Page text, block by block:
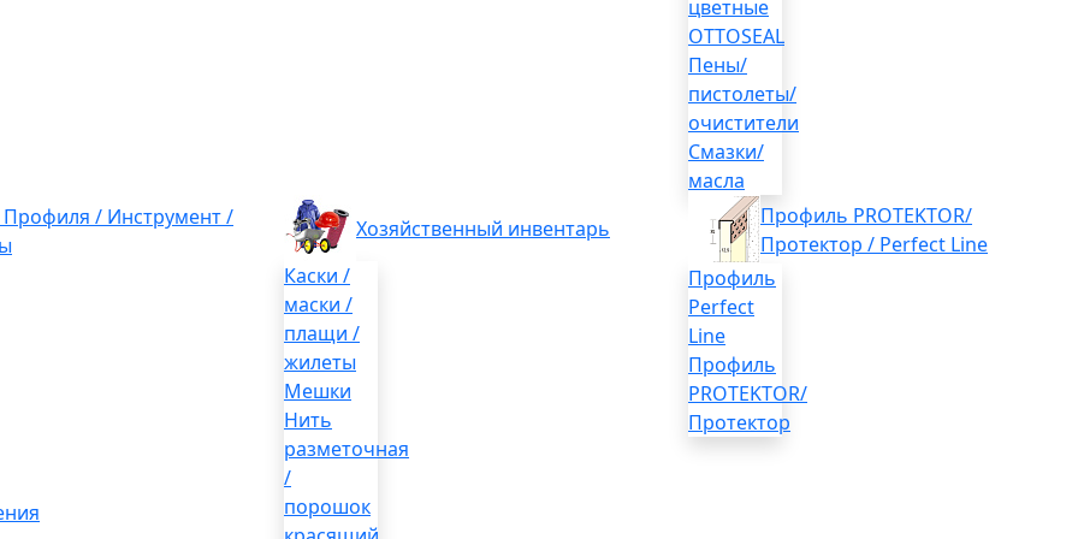
цветные
OTTOSEAL
Пены/
пистолеты/
очистители
Смазки/
масла
Профиля / Инструмент /
Хозяйственный инвентарь
Каски /
маски /
плащи /
жилеты
Мешки
Нить
разметочная
/
порошок
Профиль PROTEKTOR/
Протектор / Perfect Line
Профиль
Perfect
Line
Профиль
PROTEKTOR/
Протектор